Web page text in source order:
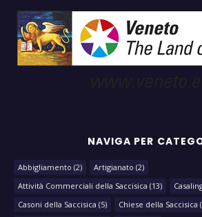
NAVIGA PER
Abbigliamento (2) Artigianato (2)
Attività Commerciali della Saccisica (13)
Casoni della Saccisica (5) Chiese della Saccisica